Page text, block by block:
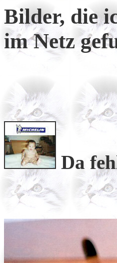
Bilder, die
im Netz
Da